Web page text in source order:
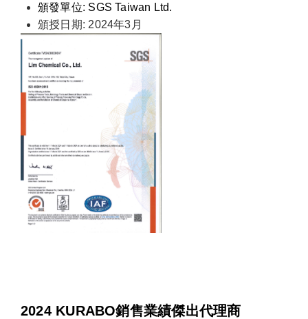
頒發單位: SGS Taiwan Ltd.
頒授日期: 2024年3月
2024 KURABO銷售業績傑出代理商